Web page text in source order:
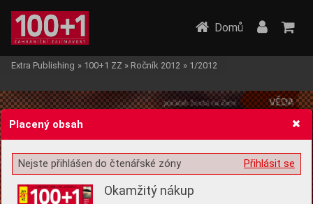
Žádost o souhlas s ukládáním volitelných informací
Domů
Extra Publishing » 100+1 ZZ » Ročník 2012 » 1/2012
Placený obsah
Přihlásit se
Nejste přihlášen do čtenářské zóny
Okamžitý nákup